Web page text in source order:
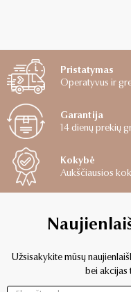
Pristatymas
Operatyvus ir
Garantija
14 dienų prekių
Kokybė
Aukščiausios
Užsisakykite mūsų
bei akcijas